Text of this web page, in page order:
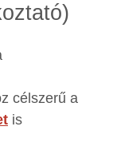
célszerű a
is